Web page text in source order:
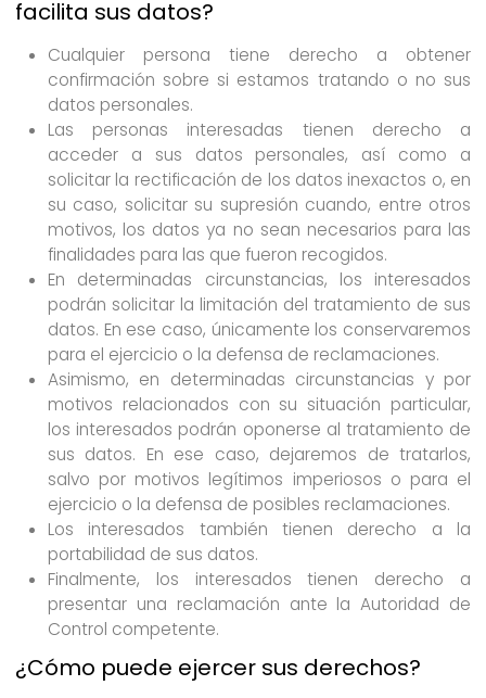
facilita sus datos?
Cualquier persona tiene derecho a obtener
confirmación sobre si estamos tratando o no sus
datos personales.
Las personas interesadas tienen derecho a
acceder a sus datos personales, así como a
solicitar la rectificación de los datos inexactos o, en
su caso, solicitar su supresión cuando, entre otros
motivos, los datos ya no sean necesarios para las
finalidades para las que fueron recogidos.
En determinadas circunstancias, los interesados
podrán solicitar la limitación del tratamiento de sus
datos. En ese caso, únicamente los conservaremos
para el ejercicio o la defensa de reclamaciones.
Asimismo, en determinadas circunstancias y por
motivos relacionados con su situación particular,
los interesados podrán oponerse al tratamiento de
sus datos. En ese caso, dejaremos de tratarlos,
salvo por motivos legítimos imperiosos o para el
ejercicio o la defensa de posibles reclamaciones.
Los interesados también tienen derecho a la
portabilidad de sus datos.
Finalmente, los interesados tienen derecho a
presentar una reclamación ante la Autoridad de
Control competente.
¿Cómo puede ejercer sus derechos?